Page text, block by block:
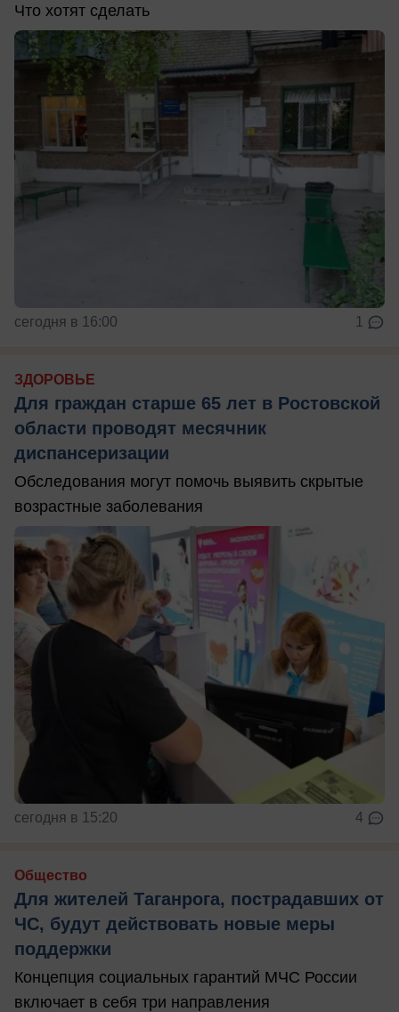
Что хотят сделать
сегодня в 16:00 1
ЗДОРОВЬЕ
Для граждан старше 65 лет в Ростовской
области проводят месячник
диспансеризации
Обследования могут помочь выявить скрытые
возрастные заболевания
сегодня в 15:20 4
Общество
Для жителей Таганрога, пострадавших от
ЧС, будут действовать новые меры
поддержки
Концепция социальных гарантий МЧС России
включает в себя три направления